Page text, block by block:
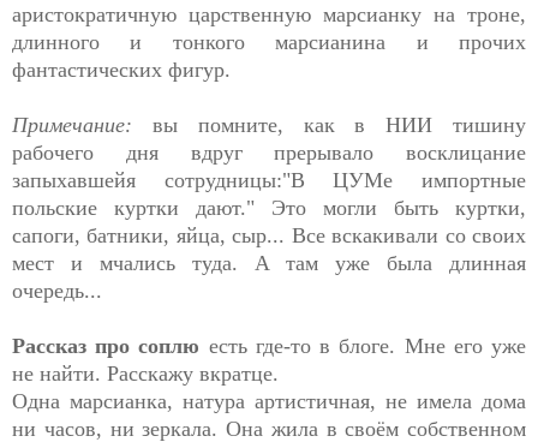
аристократичную царственную марсианку на троне,
длинного и тонкого марсианина и прочих
фантастических фигур.
Примечание: вы помните, как в НИИ тишину
рабочего дня вдруг прерывало восклицание
запыхавшейя сотрудницы:"В ЦУМе импортные
польские куртки дают." Это могли быть куртки,
сапоги, батники, яйца, сыр... Все вскакивали со своих
мест и мчались туда. А там уже была длинная
очередь...
Рассказ про соплю есть где-то в блоге. Мне его уже
не найти. Расскажу вкратце.
Одна марсианка, натура артистичная, не имела дома
ни часов, ни зеркала. Она жила в своём собственном